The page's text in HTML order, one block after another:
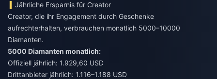
Jährliche Ersparnis für Creator
Creator, die ihr Engagement durch Geschenke
aufrechterhalten, verbrauchen monatlich 5000–10000
Diamanten.
5000 Diamanten monatlich:
Offiziell jährlich: 1.929,60 USD
Drittanbieter jährlich: 1.116–1.188 USD